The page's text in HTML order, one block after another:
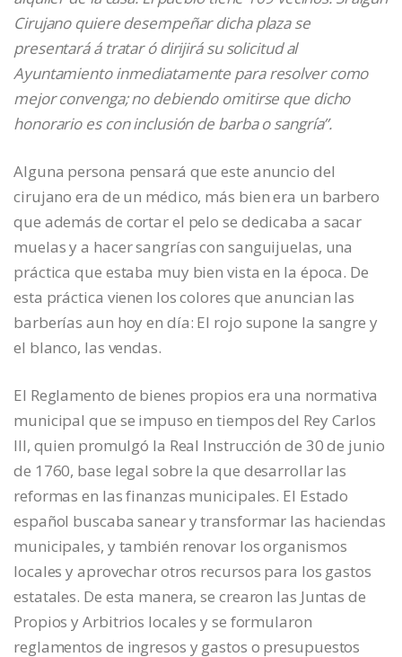
Cirujano quiere desempeñar dicha plaza se
presentará á tratar ó dirijirá su solicitud al
Ayuntamiento inmediatamente para resolver como
mejor convenga; no debiendo omitirse que dicho
honorario es con inclusión de barba o sangría”.
Alguna persona pensará que este anuncio del
cirujano era de un médico, más bien era un barbero
que además de cortar el pelo se dedicaba a sacar
muelas y a hacer sangrías con sanguijuelas, una
práctica que estaba muy bien vista en la época. De
esta práctica vienen los colores que anuncian las
barberías aun hoy en día: El rojo supone la sangre y
el blanco, las vendas.
El Reglamento de bienes propios era una normativa
municipal que se impuso en tiempos del Rey Carlos
III, quien promulgó la Real Instrucción de 30 de junio
de 1760, base legal sobre la que desarrollar las
reformas en las finanzas municipales. El Estado
español buscaba sanear y transformar las haciendas
municipales, y también renovar los organismos
locales y aprovechar otros recursos para los gastos
estatales. De esta manera, se crearon las Juntas de
Propios y Arbitrios locales y se formularon
reglamentos de ingresos y gastos o presupuestos